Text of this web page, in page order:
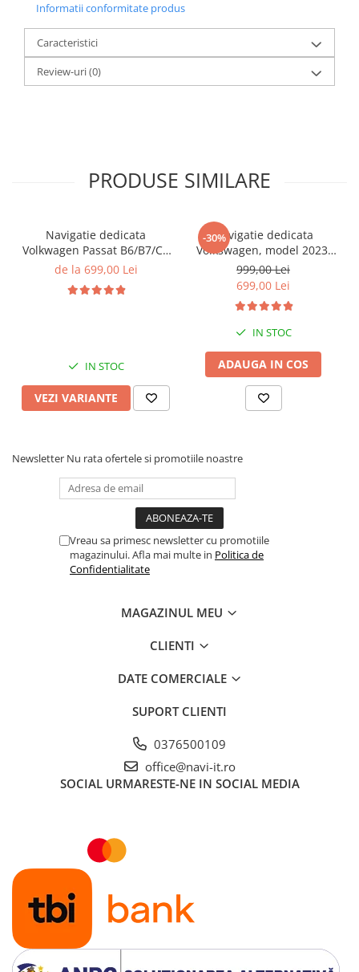
Informatii conformitate produs
Caracteristici
Review-uri(0)
PRODUSE SIMILARE
Navigatie dedicata
Volkwagen Passat B6/B7/CC
Gri, 4GB RAM 64GB ROM,
Display QLED 10", DSP,
de la 699,00 Lei
IN STOC
VEZI VARIANTE
-30%Navigatie dedicata
Volkswagen, model 2023,
4GB RAM 64GB ROM,
Quadcore, Android 14,
Carplay&Android Auto,
Suport camere AHD
999,00 Lei
699,00 Lei
IN STOC
ADAUGA IN COS
Newsletter Nu rata ofertele si promotiile noastre
Vreau sa primesc newsletter cu promotiile
magazinului. Afla mai multe in Politica de
Confidentialitate
MAGAZINUL MEU
CLIENTI
DATE COMERCIALE
SUPORT CLIENTI
0376500109
office@navi-it.ro
SOCIAL URMARESTE-NE IN SOCIAL MEDIA